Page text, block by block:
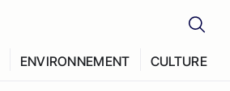
ENVIRONNEMENT CULTURE